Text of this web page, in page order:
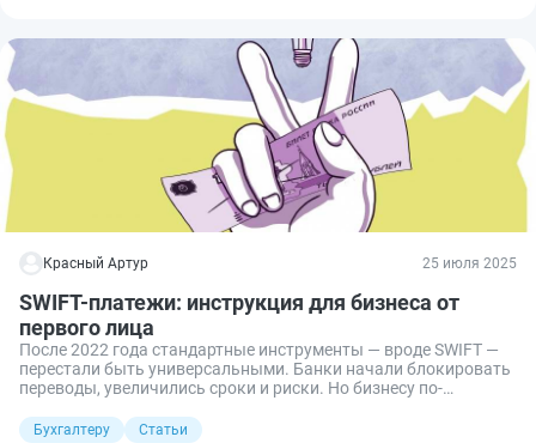
Красный Артур 25 июля 2025
SWIFT-платежи: инструкция для бизнеса от
первого лица
После 2022 года стандартные инструменты — вроде SWIFT —
перестали быть универсальными. Банки начали блокировать
переводы, увеличились сроки и риски. Но бизнесу по-
Сложнее не значит невозможно — просто к этому нужно
Бухгалтеру
Статьи